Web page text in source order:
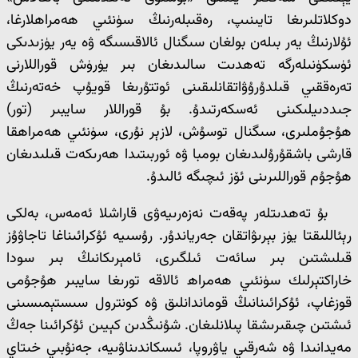
دوكلاتلىرىغا تايىنىپ، رەقىبلەرنىڭ سۈنئىي ھەمراھلارغا،
ئۇلارنىڭ يەر بىلەن بولغان سىگنال ئالاقىسىگە ۋە يەر يۈزىدىكى
ئۈسكۈنىلەرگە تەھدىت سالىدىغان بىر يۈرۈش قوراللارنى
تەرەققىي قىلدۇرۇۋاتقانلىقىنى ئوتتۇرىغا قويۇپ خەتەرنىڭ
جىددىيلىكىنى ئەسكەرتىدۇ. بۇ قوراللار سايبىر (تور)
ھۇجۇملىرى، سىگنال توسۇش، لازېر نۇرى، سۈنئىي ھەمراھقا
قارشى باشقۇرۇلىدىغان بومبا ۋە ئوربىتىدا ھەرىكەت قىلىدىغان
ھۇجۇم قوراللىرىنى ئۆز ئىچىگە ئالىدۇ.
بۇ تەھدىتلەر پەقەت نەزەرىيەۋى قاراشلا ئەمەس، بەلكى
رېئاللىقتا يۈز بېرىۋاتقان جەرياندۇر. رۇسىيە ئۇكرائىناغا تاجاۋۇز
قىلىشتىن بىر سائەت ئىلگىرى، ئامېرىكانىڭ بىر سودا
خاراكتېرلىك سۈنئىي ھەمراھ ئالاقە تورىغا سايبىر ھۇجۇمى
قوزغاپ، ئۇكرائىنانىڭ قوماندانلىق ۋە كونترول سىستېمىسىنى
ئىشتىن چىقىرىشقا پىلانلىغان. شۇنىڭدىن كېيىن ئۇكرائىنا جەڭ
مەيدانىدا ۋە شەرقىي ياۋروپا، ئىسكاندىناۋىيە، جەنۇبىي خىتاي